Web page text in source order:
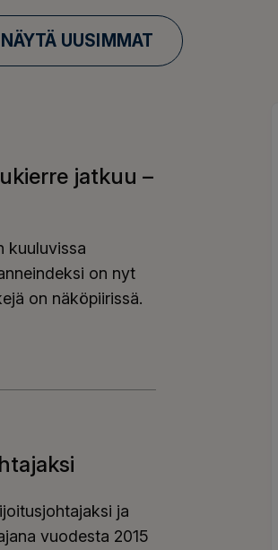
NÄYTÄ UUSIMMAT
jatkuu –
kuuluvissa
on nyt
on näköpiirissä.
jatkuu – elpyminen vaatii lisää
ja
vuodesta 2015